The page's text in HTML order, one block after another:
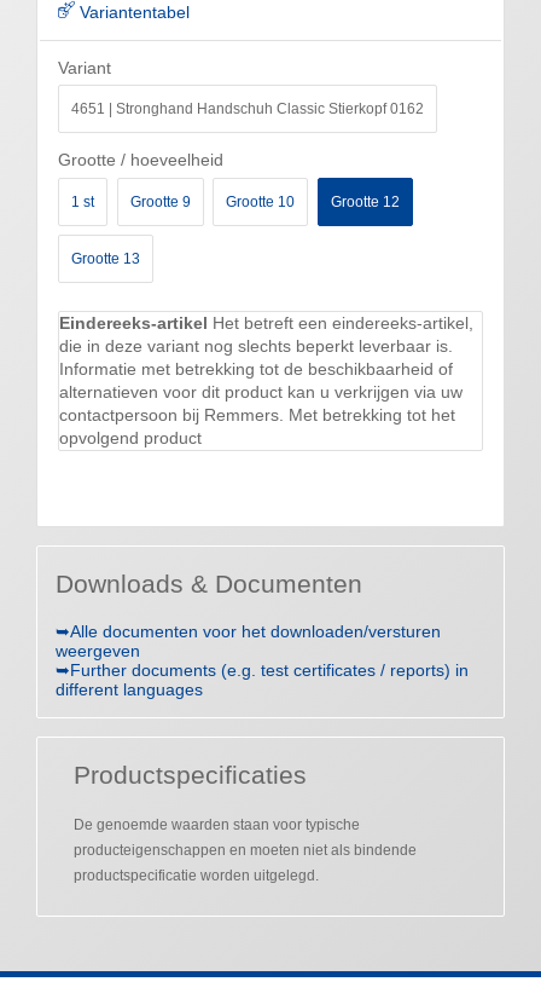
Variantentabel
Variant
4651 | Stronghand Handschuh Classic Stierkopf 0162
Grootte / hoeveelheid
1 st Grootte 9 Grootte 10 Grootte 12
Grootte 13
Eindereeks-artikel Het betreft een eindereeks-artikel,
die in deze variant nog slechts beperkt leverbaar is.
Informatie met betrekking tot de beschikbaarheid of
alternatieven voor dit product kan u verkrijgen via uw
contactpersoon bij Remmers. Met betrekking tot het
opvolgend product
Downloads & Documenten
➥Alle documenten voor het downloaden/versturen
weergeven
➥Further documents (e.g. test certificates / reports) in
different languages
Productspecificaties
De genoemde waarden staan voor typische
producteigenschappen en moeten niet als bindende
productspecificatie worden uitgelegd.